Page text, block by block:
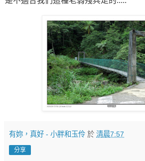
有妳，真好 - 小胖和玉伶 於 清晨7:57
分享